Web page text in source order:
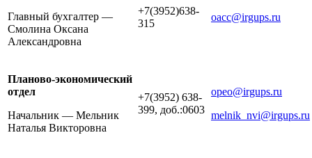
Главный бухгалтер —
Смолина Оксана
Александровна
+7(3952)638-
315
oacc@irgups.ru
Планово-экономический
отдел
Начальник — Мельник
Наталья Викторовна
+7(3952) 638-
399, доб.:0603
opeo@irgups.ru
melnik_nvi@irgups.ru